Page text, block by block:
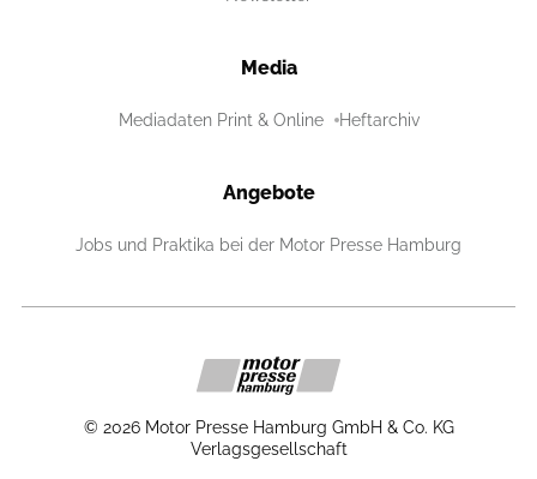
Media
Mediadaten Print & Online Heftarchiv
Angebote
Jobs und Praktika bei der Motor Presse Hamburg
© 2026 Motor Presse Hamburg GmbH & Co. KG
Verlagsgesellschaft